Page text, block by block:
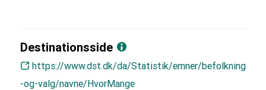
Destinationsside
https://www.dst.dk/da/Statistik/emner/befolkning
-og-valg/navne/HvorMange